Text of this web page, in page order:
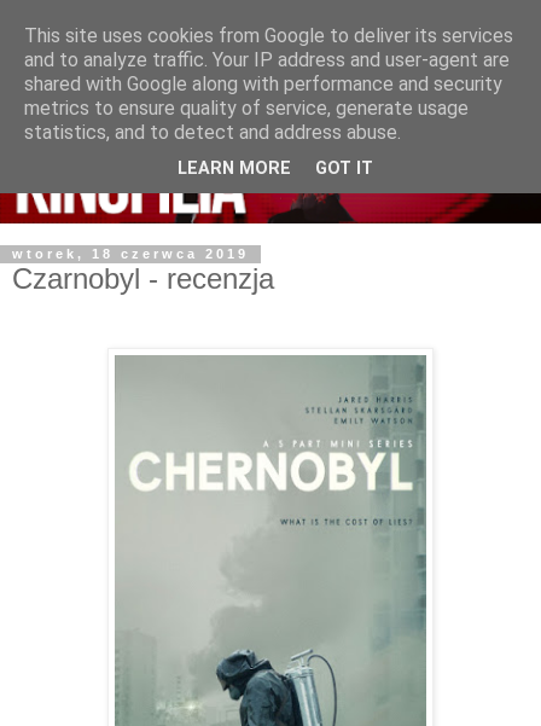
wtorek, 18 czerwca 2019
Czarnobyl - recenzja
This site uses cookies from Google to deliver its services
and to analyze traffic. Your IP address and user-agent are
shared with Google along with performance and security
metrics to ensure quality of service, generate usage
statistics, and to detect and address abuse.
LEARN MORE GOT IT